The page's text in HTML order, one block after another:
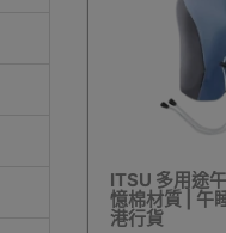
旅行頸枕
ITSU 多用途
憶棉材質 | 午
港行貨